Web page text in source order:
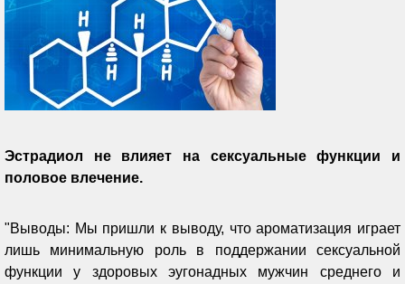
Эстрадиол не влияет на сексуальные функции и
половое влечение.
"Выводы: Мы пришли к выводу, что ароматизация играет
лишь минимальную роль в поддержании сексуальной
функции у здоровых эугонадных мужчин среднего и